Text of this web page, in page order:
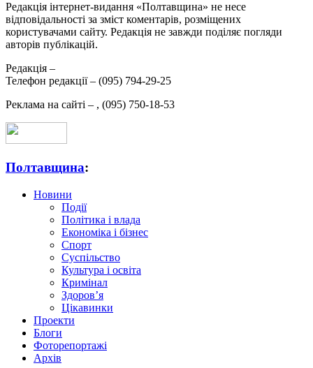
Редакція інтернет-видання «Полтавщина» не несе
відповідальності за зміст коментарів, розміщених
користувачами сайту. Редакція не завжди поділяє погляди
авторів публікацій.
Редакція –
Телефон редакції – (095) 794-29-25
Реклама на сайті – , (095) 750-18-53
Полтавщина:
Новини
Події
Політика і влада
Економіка і бізнес
Спорт
Суспільство
Культура і освіта
Кримінал
Здоров’я
Цікавинки
Проекти
Блоги
Фоторепортажі
Архів